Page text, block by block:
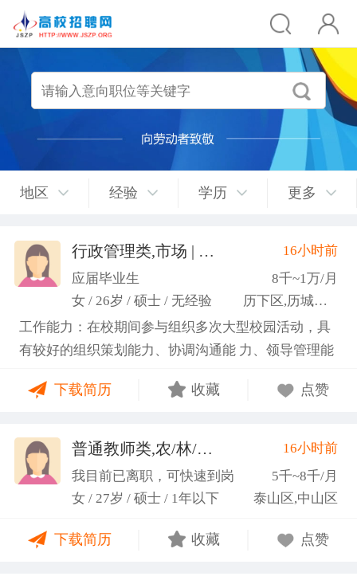
地区 经验 学历 更多
行政管理类,市场 | 媒介 | 广告 | 设计,人事/行政/后勤
16小时前
应届毕业生
8千~1万/月
女 / 26岁 / 硕士 / 无经验
历下区,历城区,市中区
工作能力：在校期间参与组织多次大型校园活动，具
有较好的组织策划能力、协调沟通能 力、领导管理能
务； 学习能力：有清晰的自我定位，能够很好地吸纳
做事认真细心，具有较强的执行力、高度敬业精神、
良好的职业操 守和团队协作精神。
下载简历 收藏 点赞
普通教师类,农/林/牧/渔业 (张卓璐)16小时前
我目前已离职，可快速到岗
5千~8千/月
女 / 27岁 / 硕士 / 1年以下
泰山区,中山区
下载简历 收藏 点赞